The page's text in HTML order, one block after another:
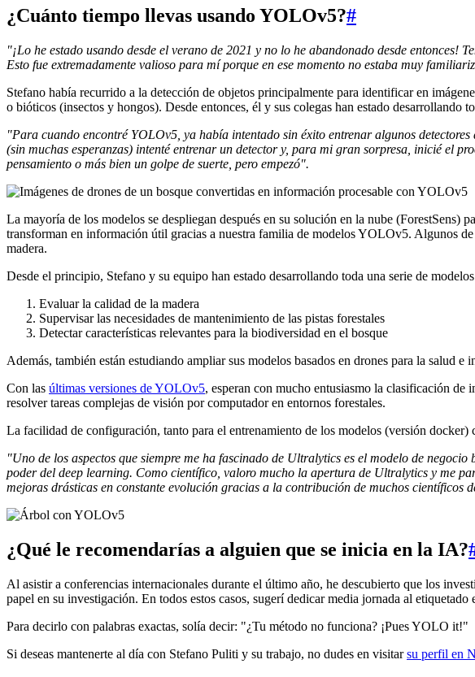
¿Cuánto tiempo llevas usando YOLOv5?#
"¡Lo he estado usando desde el verano de 2021 y no lo he abandonado desde
Esto fue extremadamente valioso para mí porque en ese momento no estaba muy
Stefano había recurrido a la detección de objetos principalmente para identificar en
o bióticos (insectos y hongos). Desde entonces, él y sus colegas han estado desarrollando
"Para cuando encontré YOLOv5, ya había intentado sin éxito entrenar algunos
(sin muchas esperanzas) intenté entrenar un detector y, para mi gran sorpresa, inicié el
pensamiento o más bien un golpe de suerte, pero empezó".
La mayoría de los modelos se despliegan después en su solución en la nube
transforman en información útil gracias a nuestra familia de modelos YOLOv5. Algunos
madera.
Desde el principio, Stefano y su equipo han estado desarrollando toda una serie de
Evaluar la calidad de la madera
Supervisar las necesidades de mantenimiento de las pistas forestales
Detectar características relevantes para la biodiversidad en el bosque
Además, también están estudiando ampliar sus modelos basados en drones para la salud
Con las últimas versiones de YOLOv5, esperan con mucho entusiasmo la clasificación de
resolver tareas complejas de visión por computador en entornos forestales.
La facilidad de configuración, tanto para el entrenamiento de los modelos (versión
"Uno de los aspectos que siempre me ha fascinado de Ultralytics es el modelo de
poder del deep learning. Como científico, valoro mucho la apertura de Ultralytics y me
mejoras drásticas en constante evolución gracias a la contribución de muchos científicos
¿Qué le recomendarías a alguien que se inicia en la IA?
Al asistir a conferencias internacionales durante el último año, he descubierto que los
papel en su investigación. En todos estos casos, sugerí dedicar media jornada al
Para decirlo con palabras exactas, solía decir: "¿Tu método no funciona? ¡Pues YOLO it!"
Si deseas mantenerte al día con Stefano Puliti y su trabajo, no dudes en visitarsu perfil en